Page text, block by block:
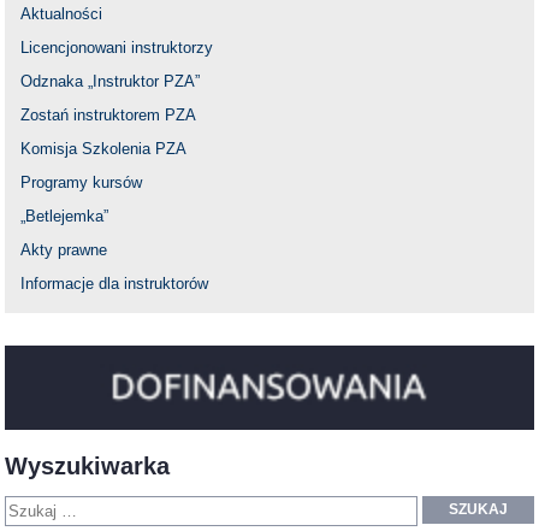
Aktualności
Licencjonowani instruktorzy
Odznaka „Instruktor PZA”
Zostań instruktorem PZA
Komisja Szkolenia PZA
Programy kursów
„Betlejemka”
Akty prawne
Informacje dla instruktorów
Wyszukiwarka
SZUKAJ